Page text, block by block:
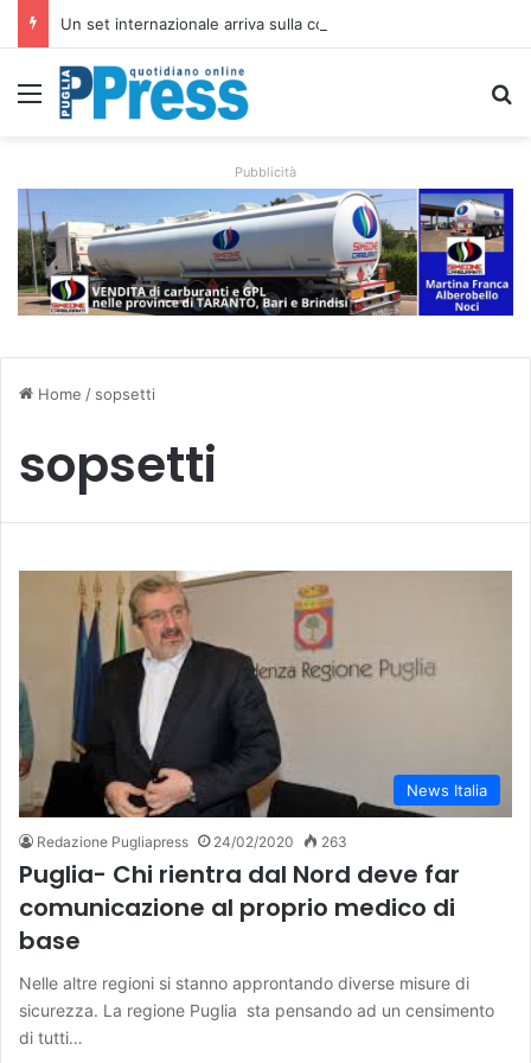
Menu
Pubblicità
Home / sopsetti
sopsetti
News Italia
Redazione Pugliapress 24/02/2020 263
Puglia- Chi rientra dal Nord deve far
comunicazione al proprio medico di
base
Nelle altre regioni si stanno approntando diverse misure di
sicurezza. La regione Puglia sta pensando ad un censimento
di tutti…